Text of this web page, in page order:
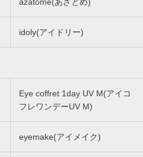
azatome(あざとめ)
idoly(アイドリー)
Eye coffret 1day UV M(アイコ
フレワンデーUV M)
eyemake(アイメイク)